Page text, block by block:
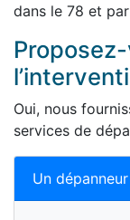
dans le 78 et
Oui, nous
services de
Un